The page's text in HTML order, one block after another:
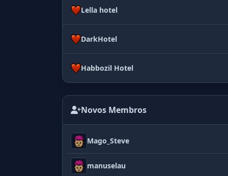
Lella hotel
DarkHotel
Habbozil Hotel
Novos Membros
Mago_Steve
manuselau